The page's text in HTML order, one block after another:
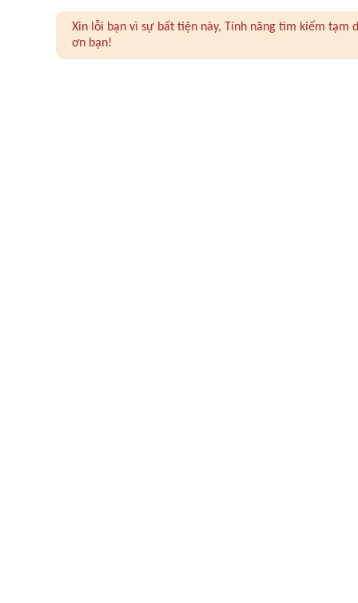
Xin lỗi bạn vì sự bất tiện này, Tính năng tìm kiếm
ơn bạn!